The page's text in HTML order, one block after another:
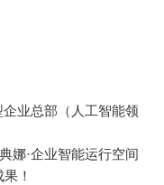
业总部（人工智能领
娜·企业智能运行空间
！